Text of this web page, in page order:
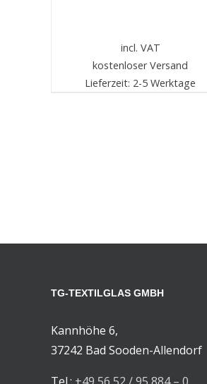
incl. VAT
kostenloser Versand
Lieferzeit: 2-5 Werktage
TG-TEXTILGLAS GMBH
Kannhöhe 6,
37242 Bad Sooden-Allendorf